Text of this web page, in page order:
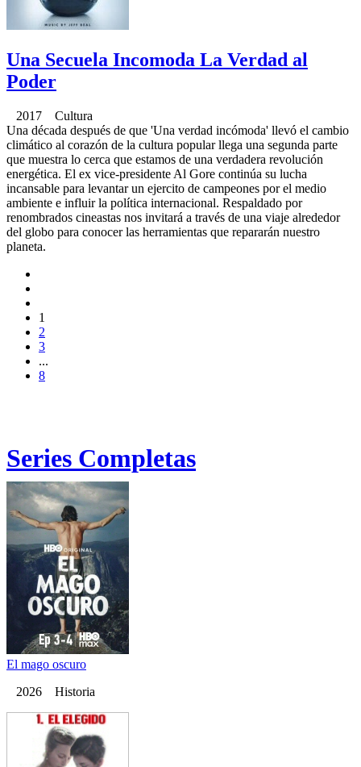
Una Secuela Incomoda La Verdad al
Poder
2017 Cultura
Una década después de que 'Una verdad incómoda' llevó el cambio
climático al corazón de la cultura popular llega una segunda parte
que muestra lo cerca que estamos de una verdadera revolución
energética. El ex vice-presidente Al Gore continúa su lucha
incansable para levantar un ejercito de campeones por el medio
ambiente e influir la política internacional. Respaldado por
renombrados cineastas nos invitará a través de una viaje alrededor
del globo para conocer las herramientas que repararán nuestro
planeta.
1
2
3
...
8
Series Completas
El mago oscuro
2026 Historia